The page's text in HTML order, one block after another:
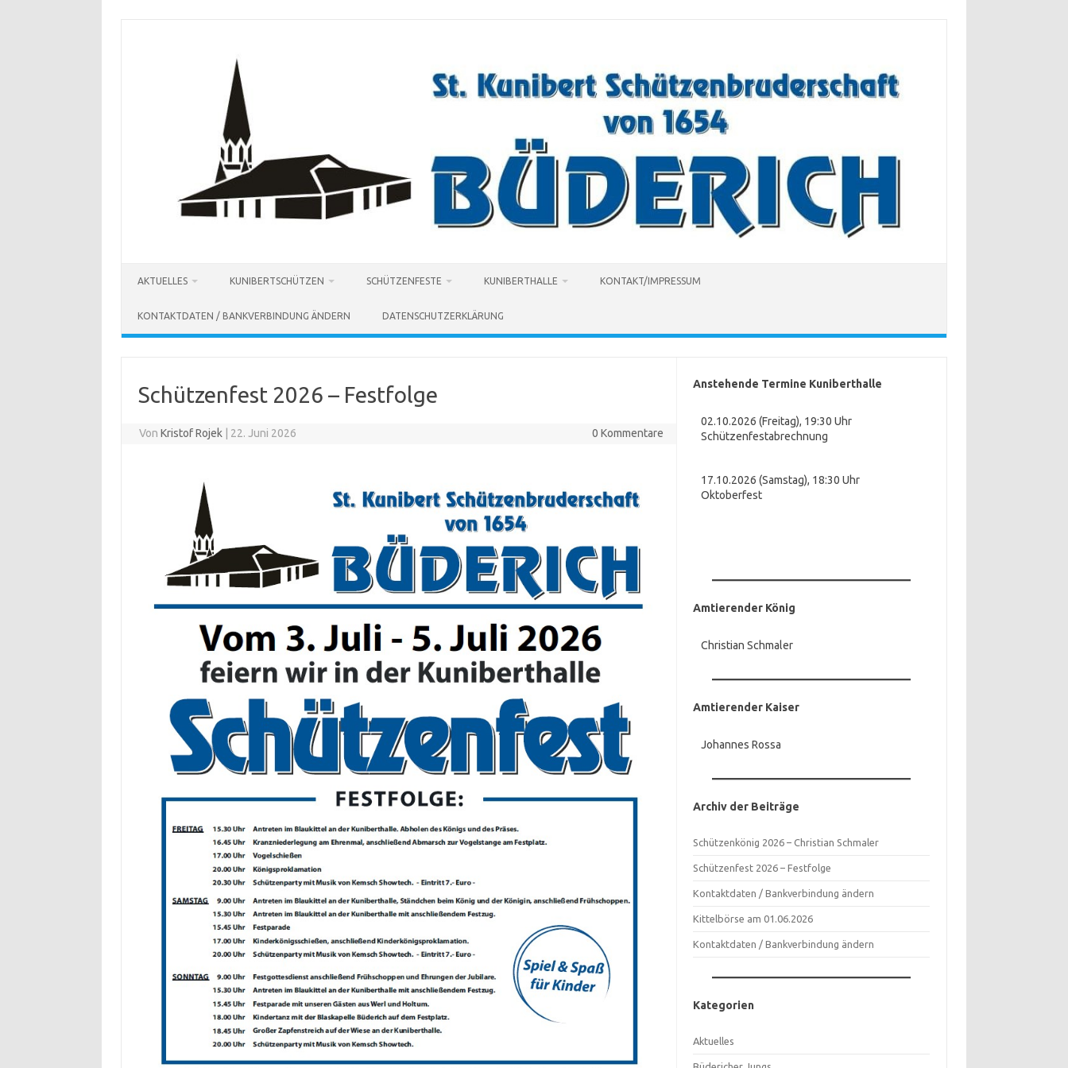
AKTUELLES KUNIBERTSCHÜTZEN SCHÜTZENFESTE KUNIBERTHALLE KONTAKT/IMPRESSUM
KONTAKTDATEN / BANKVERBINDUNG ÄNDERN DATENSCHUTZERKLÄRUNG
Schützenfest 2026 – Festfolge
VonKristof Rojek 22. Juni 2026 0 Kommentare
Anstehende Termine Kuniberthalle
02.10.2026 (Freitag), 19:30 Uhr
Schützenfestabrechnung
17.10.2026 (Samstag), 18:30 Uhr
Oktoberfest
Amtierender König
Christian Schmaler
Amtierender Kaiser
Johannes Rossa
Archiv der Beiträge
Schützenkönig 2026 – Christian Schmaler
Schützenfest 2026 – Festfolge
Kontaktdaten / Bankverbindung ändern
Kittelbörse am 01.06.2026
Kontaktdaten / Bankverbindung ändern
Kategorien
Aktuelles